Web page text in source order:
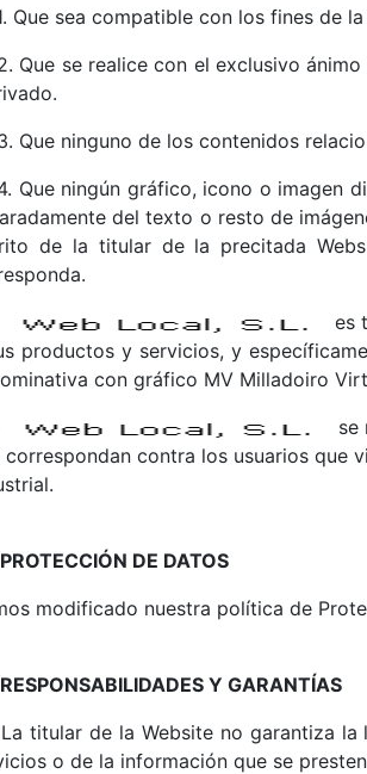
Que sea compatible con los fines de la
Que se realice con el exclusivo
Que ninguno de los contenidos
Que ningún gráfico, icono o imagen
del texto o resto de
de la titular de la precitada
es
productos y servicios, y
con gráfico MV Milladoiro
se
correspondan contra los usuarios que
DE DATOS
modificado nuestra política de
Y GARANTÍAS
La titular de la Website no garantiza
o de la información que se